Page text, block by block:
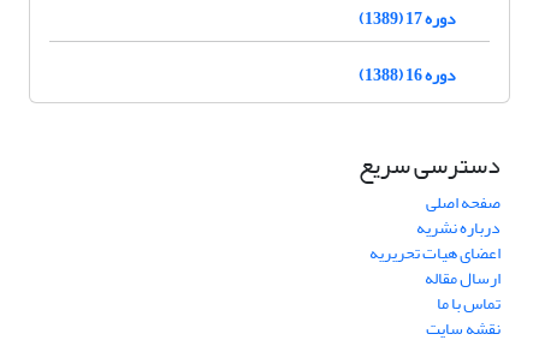
دوره 17 (1389)
دوره 16 (1388)
دسترسی سریع
صفحه اصلی
درباره نشریه
اعضای هیات تحریریه
ارسال مقاله
تماس با ما
نقشه سایت